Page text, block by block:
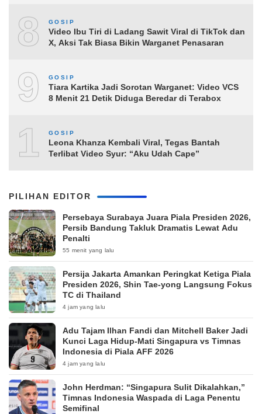
8 GOSIP
Video Ibu Tiri di Ladang Sawit Viral di TikTok dan
X, Aksi Tak Biasa Bikin Warganet Penasaran
9 GOSIP
Tiara Kartika Jadi Sorotan Warganet: Video VCS
8 Menit 21 Detik Diduga Beredar di Terabox
10
GOSIP
Leona Khanza Kembali Viral, Tegas Bantah
Terlibat Video Syur: “Aku Udah Cape”
PILIHAN EDITOR
Persebaya Surabaya Juara Piala Presiden 2026,
Persib Bandung Takluk Dramatis Lewat Adu
Penalti
55 menit yang lalu
Persija Jakarta Amankan Peringkat Ketiga Piala
Presiden 2026, Shin Tae-yong Langsung Fokus
TC di Thailand
4 jam yang lalu
Adu Tajam Ilhan Fandi dan Mitchell Baker Jadi
Kunci Laga Hidup-Mati Singapura vs Timnas
Indonesia di Piala AFF 2026
4 jam yang lalu
John Herdman: “Singapura Sulit Dikalahkan,”
Timnas Indonesia Waspada di Laga Penentu
Semifinal